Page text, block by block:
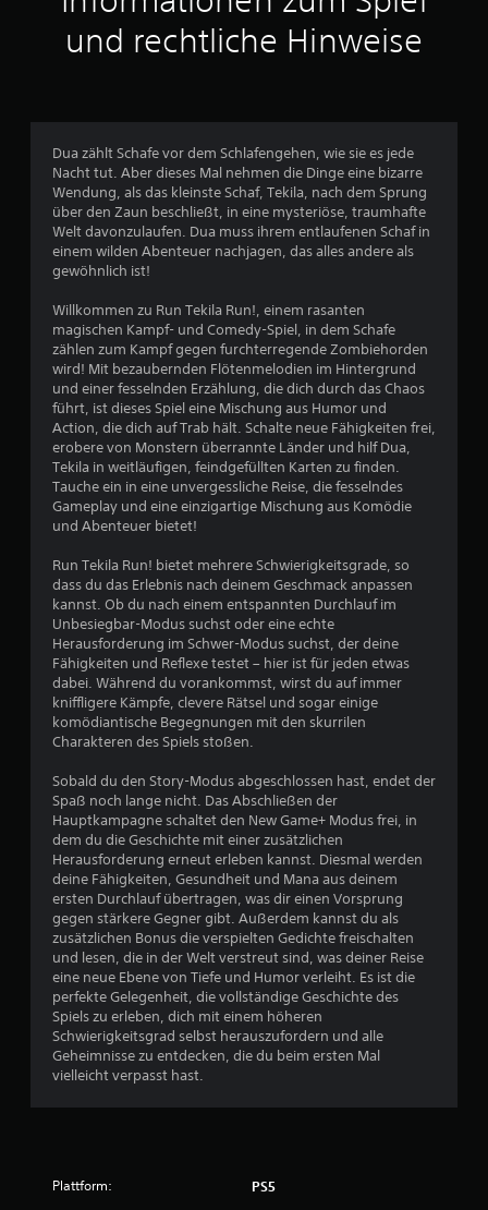
e
r
u
n
g
e
und rechtliche Hinweise
Dua zählt Schafe vor dem Schlafengehen, wie sie es jede
Nacht tut. Aber dieses Mal nehmen die Dinge eine bizarre
Wendung, als das kleinste Schaf, Tekila, nach dem Sprung
über den Zaun beschließt, in eine mysteriöse, traumhafte
Welt davonzulaufen. Dua muss ihrem entlaufenen Schaf in
einem wilden Abenteuer nachjagen, das alles andere als
gewöhnlich ist!
Willkommen zu Run Tekila Run!, einem rasanten
magischen Kampf- und Comedy-Spiel, in dem Schafe
zählen zum Kampf gegen furchterregende Zombiehorden
wird! Mit bezaubernden Flötenmelodien im Hintergrund
und einer fesselnden Erzählung, die dich durch das Chaos
führt, ist dieses Spiel eine Mischung aus Humor und
Action, die dich auf Trab hält. Schalte neue Fähigkeiten frei,
erobere von Monstern überrannte Länder und hilf Dua,
Tekila in weitläufigen, feindgefüllten Karten zu finden.
Tauche ein in eine unvergessliche Reise, die fesselndes
Gameplay und eine einzigartige Mischung aus Komödie
und Abenteuer bietet!
Run Tekila Run! bietet mehrere Schwierigkeitsgrade, so
dass du das Erlebnis nach deinem Geschmack anpassen
kannst. Ob du nach einem entspannten Durchlauf im
Unbesiegbar-Modus suchst oder eine echte
Herausforderung im Schwer-Modus suchst, der deine
Fähigkeiten und Reflexe testet – hier ist für jeden etwas
dabei. Während du vorankommst, wirst du auf immer
kniffligere Kämpfe, clevere Rätsel und sogar einige
komödiantische Begegnungen mit den skurrilen
Charakteren des Spiels stoßen.
Sobald du den Story-Modus abgeschlossen hast, endet der
Spaß noch lange nicht. Das Abschließen der
Hauptkampagne schaltet den New Game+ Modus frei, in
dem du die Geschichte mit einer zusätzlichen
Herausforderung erneut erleben kannst. Diesmal werden
deine Fähigkeiten, Gesundheit und Mana aus deinem
ersten Durchlauf übertragen, was dir einen Vorsprung
gegen stärkere Gegner gibt. Außerdem kannst du als
zusätzlichen Bonus die verspielten Gedichte freischalten
und lesen, die in der Welt verstreut sind, was deiner Reise
eine neue Ebene von Tiefe und Humor verleiht. Es ist die
perfekte Gelegenheit, die vollständige Geschichte des
Spiels zu erleben, dich mit einem höheren
Schwierigkeitsgrad selbst herauszufordern und alle
Geheimnisse zu entdecken, die du beim ersten Mal
vielleicht verpasst hast.
Plattform: PS5